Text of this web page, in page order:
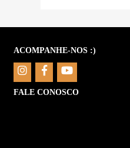
ACOMPANHE-NOS :)
FALE CONOSCO